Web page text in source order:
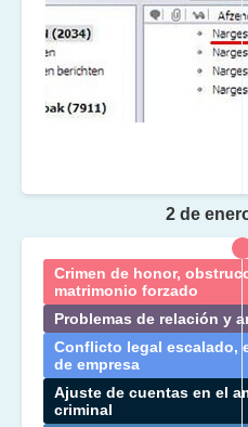
Crimen de honor,
matrimonio forzado
Problemas de relación y
Conflicto legal escalado,
de empresa
Ajuste de cuentas en el
criminal
2 de